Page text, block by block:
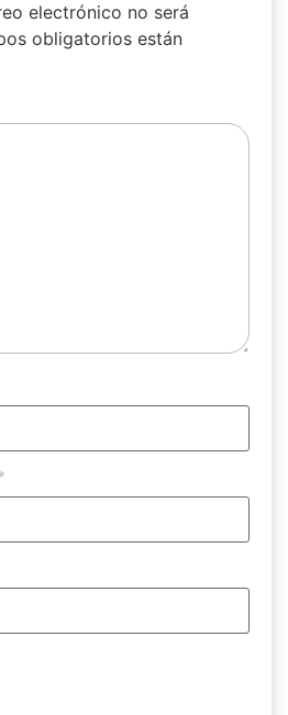
electrónico no será
obligatorios están